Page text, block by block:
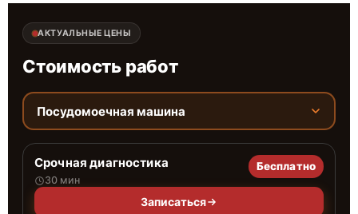
АКТУАЛЬНЫЕ ЦЕНЫ
Стоимость работ
Посудомоечная машина
Срочная диагностика
30 мин
Бесплатно
Записаться